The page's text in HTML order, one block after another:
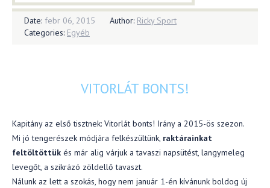
Date: febr 06, 2015 Author: Ricky Sport
Categories: Egyéb
VITORLÁT BONTS!
Kapitány az első tisztnek: Vitorlát bonts! Irány a 2015-ös szezon.
Mi jó tengerészek módjára felkészültünk, raktárainkat
feltöltöttük és már alig várjuk a tavaszi napsütést, langymeleg
levegőt, a szikrázó zöldellő tavaszt.
Nálunk az lett a szokás, hogy nem január 1-én kívánunk boldog új